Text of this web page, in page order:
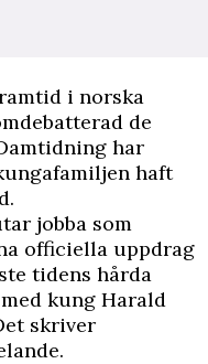
i norska
de
har
haft
jobba som
officiella uppdrag
tidens hårda
kung Harald
skriver